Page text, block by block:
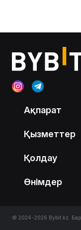
Ақпарат
Қызметтер
Қолдау
Өнімдер
© 2024-2026 Bybit.kz.